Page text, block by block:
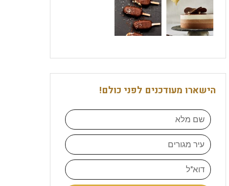
הישארו מעודכנים לפני כולם!